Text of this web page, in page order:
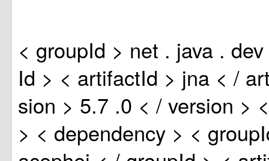
< groupId > net . java . dev
Id > < artifactId > jna </
sion > 5.7 .0 </ version >
> < dependency > <